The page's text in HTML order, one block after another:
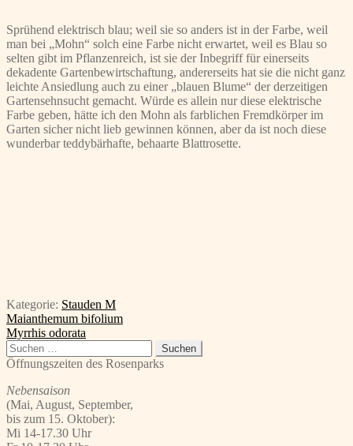
Sprühend elektrisch blau; weil sie so anders ist in der Farbe, weil
man bei „Mohn“ solch eine Farbe nicht erwartet, weil es Blau so
selten gibt im Pflanzenreich, ist sie der Inbegriff für einerseits
dekadente Gartenbewirtschaftung, andererseits hat sie die nicht ganz
leichte Ansiedlung auch zu einer „blauen Blume“ der derzeitigen
Gartensehnsucht gemacht. Würde es allein nur diese elektrische
Farbe geben, hätte ich den Mohn als farblichen Fremdkörper im
Garten sicher nicht lieb gewinnen können, aber da ist noch diese
wunderbar teddybärhafte, behaarte Blattrosette.
Kategorie: Stauden M
Beitragsnavigation
Vorheriger
Beitrag:
Maianthemum bifolium
Nächster
Beitrag:
Myrrhis odorata
Suchen
nach:
Öffnungszeiten des Rosenparks
Nebensaison
(Mai, August, September,
bis zum 15. Oktober):
Mi 14-17.30 Uhr